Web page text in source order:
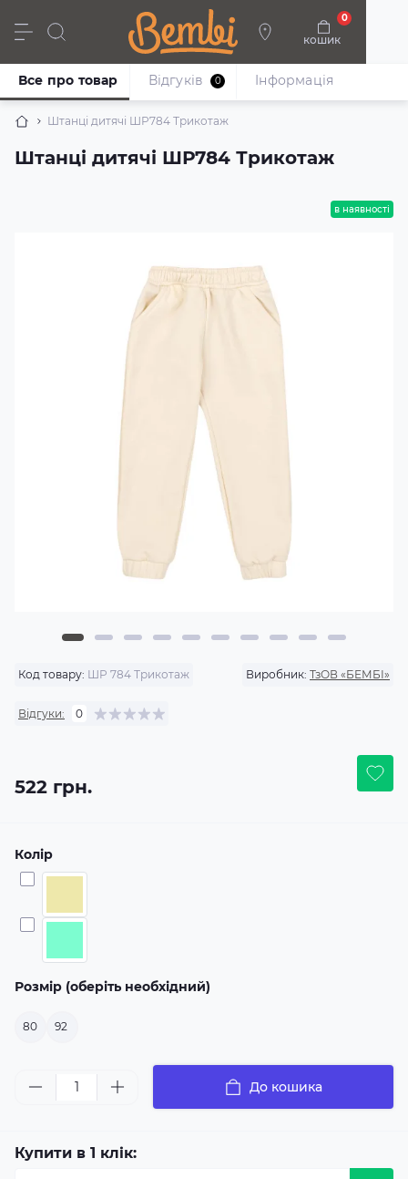
кошик
0
Дівчата Хлопці Немовлята Взуття
Штанці дитячі ШР784 Трикотаж
Штанці дитячі ШР784 Трикотаж
Все про товар Відгуків 0 Iнформація
в наявності
Код товару: ШР 784 Трикотаж Виробник: ТзОВ «БЕМБІ»
Відгуки: 0
522 грн.
Колір
Розмір (оберіть необхідний)
80 92
До кошика
Купити в 1 клік: